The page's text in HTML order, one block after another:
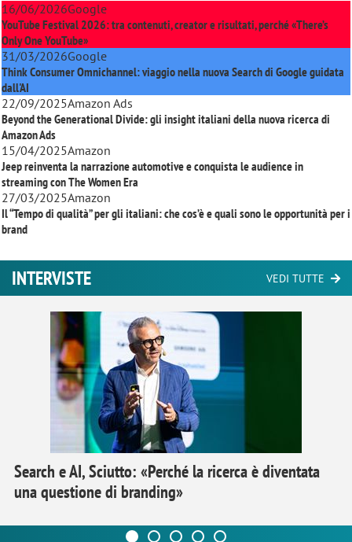
16/06/2026Google
YouTube Festival 2026: tra contenuti, creator e risultati, perché «There’s
Only One YouTube»
31/03/2026Google
Think Consumer Omnichannel: viaggio nella nuova Search di Google guidata
dall'AI
22/09/2025Amazon Ads
Beyond the Generational Divide: gli insight italiani della nuova ricerca di
Amazon Ads
15/04/2025Amazon
Jeep reinventa la narrazione automotive e conquista le audience in
streaming conThe Women Era
27/03/2025Amazon
Il “Tempo di qualità” per gli italiani: che cos’è e quali sono le opportunità per i
brand
INTERVISTE VEDI TUTTE
Search e AI, Sciutto: «Perché la ricerca è diventata
una questione di branding»